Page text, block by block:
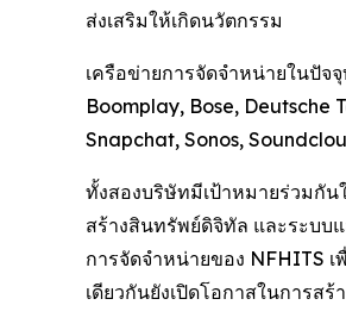
ส่งเสริมให้เกิดนวัตกรรม
เครือข่ายการจัดจำหน่ายในปัจ
Boomplay, Bose, Deutsche
Snapchat, Sonos,
ทั้งสองบริษัทมีเป้าหมายร่วมกั
สร้างสินทรัพย์ดิจิทัล และระบบ
การจัดจำหน่ายของ NFHITS
เดียวกันยังเปิดโอกาสในการส